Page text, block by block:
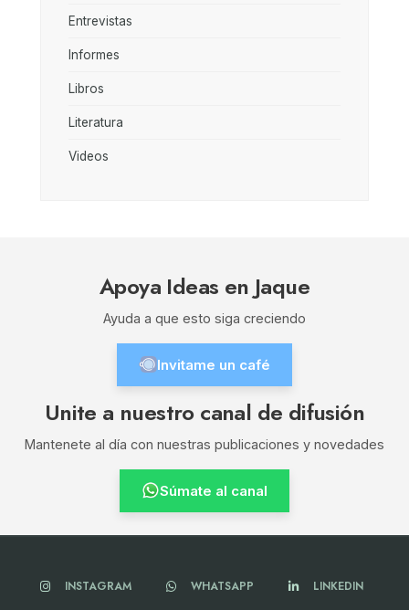
Entrevistas
Informes
Libros
Literatura
Videos
Apoya Ideas en Jaque
Ayuda a que esto siga creciendo
Invitame un café
Unite a nuestro canal de difusión
Mantenete al día con nuestras publicaciones y novedades
Súmate al canal
INSTAGRAM WHATSAPP LINKEDIN